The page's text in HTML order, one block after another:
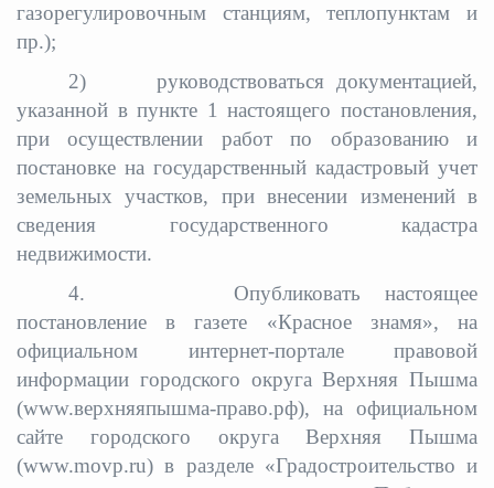
газорегулировочным станциям, теплопунктам и
пр.);
2) руководствоваться документацией,
указанной в пункте 1 настоящего постановления,
при осуществлении работ по образованию и
постановке на государственный кадастровый учет
земельных участков, при внесении изменений в
сведения государственного кадастра
недвижимости.
4. Опубликовать настоящее
постановление в газете «Красное знамя», на
официальном интернет-портале правовой
информации городского округа Верхняя Пышма
(www.верхняяпышма-право.рф), на официальном
сайте городского округа Верхняя Пышма
(www.movp.ru) в разделе «Градостроительство и